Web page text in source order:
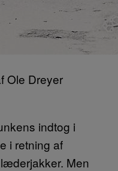
Ole Dreyer
indtog i
i retning af
Men